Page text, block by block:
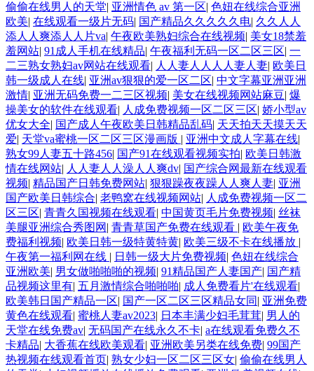
偷偷在线男人的天堂| 亚洲情色 av 第一区| 色妞在线综合亚洲
欧美| 在线观看一级片无码| 国产精品久久久久久电| 久久人人
添人人爽添人人片va| 午夜欧美熟妇综合在线视频| 美女18禁羞
羞网站| 91成人手机在线精品| 午夜福利无码一区二区三区| 一
二三熟女熟妇av网站在线观看| 人人妻人人人人妻人妻| 欧美日
韩一级成人在线| 亚洲av狠狠的爱一区二区| 中文字幕亚洲亚洲
激情| 亚洲无码免费一二三区视频| 美女在线视频网站麻豆| 爆
操美女的软件在线观看| 人成免费视频一区二区三区| 娇小型av
优女大全| 国产成人午夜欧美日韩精品乱码| 天天拍天天摸天天
爱| 天堂va蜜桃一区二区三区漫画版 | 亚洲中文成人字幕在线|
熟女99人妻五十路456| 国产91在线观看视频实拍| 欧美日韩激
情在线网站| 人人妻人人澡人人爽dv| 国产综合网最新在线观看
视频| 精品国产日韩免费网站| 狠狠躁夜夜躁人人爽人妻| 亚洲
国产欧美日韩综合| 老鸭窝在线视频网站| 人成免费视频一区二
区三区| 青青久国视频在线观看| 中国黄页毛片免费视频| 丝袜
美腿亚洲综合秀图网 | 青青草国产免费在线观看 | 欧美午夜免
费福利视频| 欧美日韩一级特黄特黄| 欧美三级不卡在线播放 |
午夜第一福利网在线 | 日韩一级大片免费视频| 色妞在线综合
亚洲欧美| 男女做啪啪啪的视频| 91精品国产人妻国产| 国产精
品视频这里有| 五月激情综合啪啪啪| 成人免费看片'在线观看|
欧美韩日国产精品一区| 国产一区二区三区精品女同 | 亚洲免费
黄色在线观看| 蜜桃人妻av2023| 日本丰满少妇毛茸茸| 男人的
天堂在线免费av| 无码国产在线永久不卡| a在线观看免费久不
卡精品| 大香蕉在线欧美观看| 亚洲欧美另类在线免费| 99国产
热视频在线观看首页| 熟女少妇一区二区三区女| 偷偷在线男人